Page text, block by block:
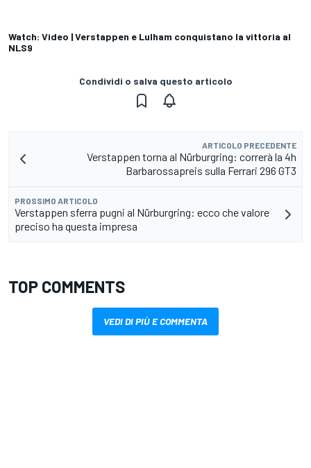
Watch: Video | Verstappen e Lulham conquistano la vittoria al
NLS9
Condividi o salva questo articolo
ARTICOLO PRECEDENTE
Verstappen torna al Nürburgring: correrà la 4h
Barbarossapreis sulla Ferrari 296 GT3
PROSSIMO ARTICOLO
Verstappen sferra pugni al Nürburgring: ecco che valore
preciso ha questa impresa
TOP COMMENTS
VEDI DI PIÙ E COMMENTA